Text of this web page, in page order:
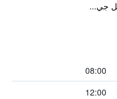
08:00
12:00